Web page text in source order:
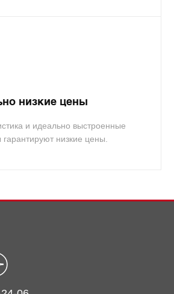
низкие цены
и идеально выстроенные
низкие цены.